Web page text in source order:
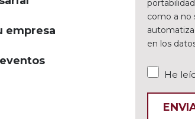
empresa
como a no
en los
He